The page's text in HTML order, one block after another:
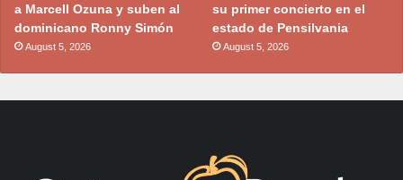
a Marcell Ozuna y suben al
dominicano Ronny Simón
August 5, 2026
su primer concierto en el
estado de Pensilvania
August 5, 2026